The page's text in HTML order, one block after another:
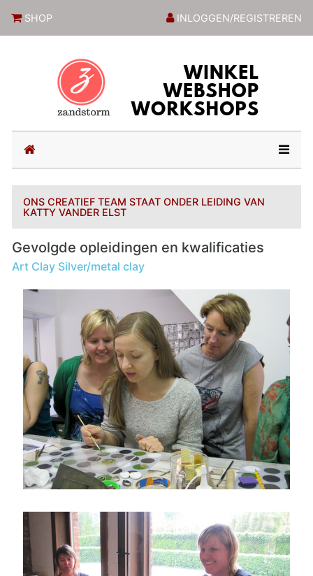
SHOP INLOGGEN/REGISTREREN
(current)
ONS CREATIEF TEAM STAAT ONDER LEIDING VAN
KATTY VANDER ELST
Gevolgde opleidingen en kwalificaties
Art Clay Silver/metal clay